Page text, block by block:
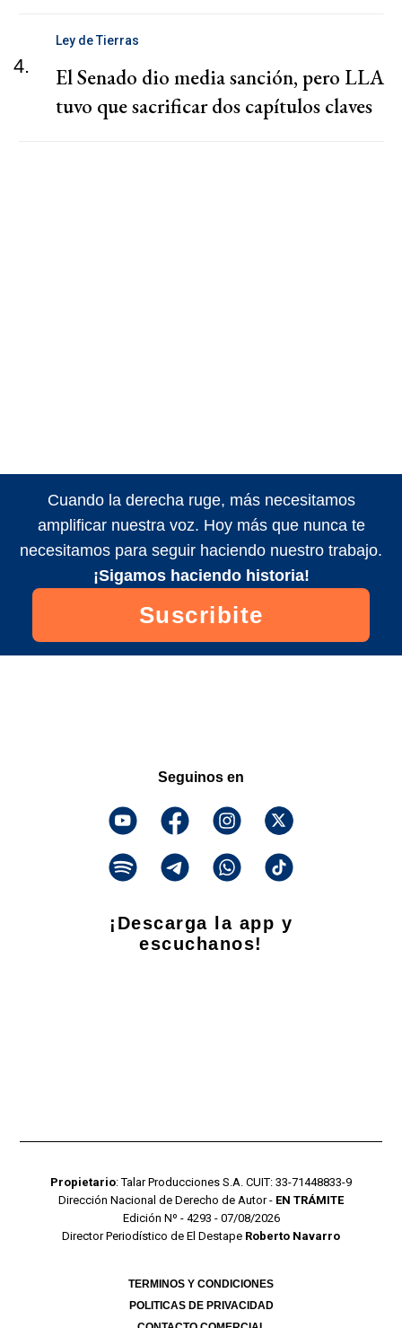
4.
Ley de Tierras
El Senado dio media sanción, pero LLA
tuvo que sacrificar dos capítulos claves
Cuando la derecha ruge, más necesitamos
amplificar nuestra voz. Hoy más que nunca te
necesitamos para seguir haciendo nuestro trabajo.
¡Sigamos haciendo historia!
Suscribite
Seguinos en
¡Descarga la app y
escuchanos!
Propietario: Talar Producciones S.A. CUIT: 33-71448833-9
Dirección Nacional de Derecho de Autor - EN TRÁMITE
Edición Nº - 4293 - 07/08/2026
Director Periodístico de El Destape Roberto Navarro
TERMINOS Y CONDICIONES
POLITICAS DE PRIVACIDAD